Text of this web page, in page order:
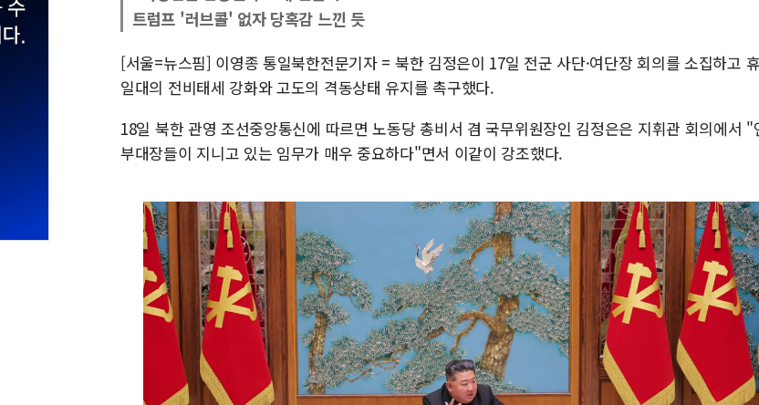
트럼프 '러브콜' 없자 당혹감 느낀 듯
[서울=뉴스핌] 이영종 통일북한전문기자 = 북한 김정은이 17일 전군 사단·여단장 회의를 소집하고
일대의 전비태세 강화와 고도의 격동상태 유지를 촉구했다.
18일 북한 관영 조선중앙통신에 따르면 노동당 총비서 겸 국무위원장인 김정은은 지휘관 회의에서 "
부대장들이 지니고 있는 임무가 매우 중요하다"면서 이같이 강조했다.